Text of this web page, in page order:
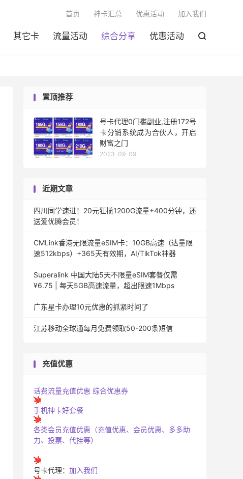
其它卡 流量活动 综合分享 优惠活动 
首页 神卡汇总 优惠活动 加入我们
置顶推荐
号卡代理0门槛副业,注册172号
卡分销系统成为合伙人，开启
财富之门
2023-09-09
近期文章
四川同学速进！20元狂揽1200G流量+400分钟，还
送爱优腾会员！
CMLink香港无限流量eSIM卡：10GB高速（达量限
速512kbps）+365天有效期，AI/TikTok神器
Superalink 中国大陆5天不限量eSIM套餐仅需
¥6.75 | 每天5GB高速流量，超出限速1Mbps
广东星卡办理10元优惠的抓紧时间了
江苏移动全球通每月免费领取50-200条短信
充值优惠
话费流量充值优惠 综合优惠券
手机神卡好套餐
各类会员充值优惠（充值优惠、会员优惠、多多助
力、投票、代挂等）
号卡代理： 加入我们